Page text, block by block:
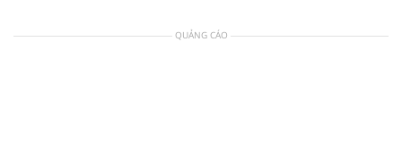
QUẢNG CÁO